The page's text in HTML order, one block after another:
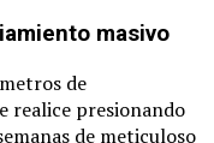
masivo
de
realice presionando
de meticuloso